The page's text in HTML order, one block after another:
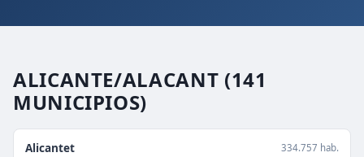
ALICANTE/ALACANT (141
MUNICIPIOS)
Alicantet 334.757 hab.